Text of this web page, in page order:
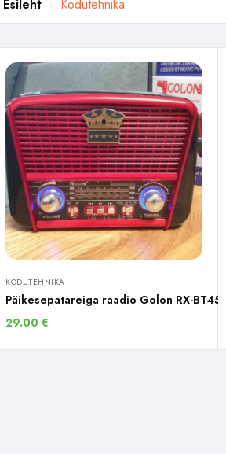
Esileht Kodutehnika
KODUTEHNIKA
Päikesepatareiga raadio Golon RX-BT455S
29.00 €